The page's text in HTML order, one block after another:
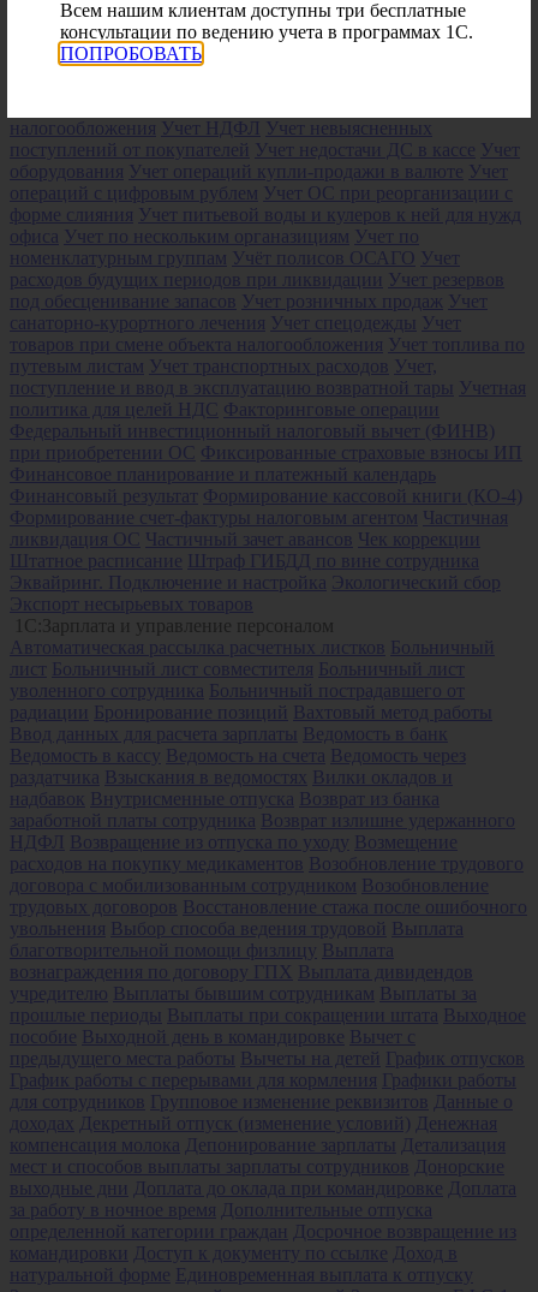
платы, НДФЛ и страховых взносов при смене объекта
налогообложения УСН Учет затрат на ДМС Учет и
корректировка остатков в ЕГАИС
налогообложения Учет НДФЛ Учет невыясненных
поступлений от покупателей Учет недостачи ДС в кассе Учет
оборудования Учет операций купли-продажи в валюте Учет
операций с цифровым рублем Учет ОС при реорганизации с
форме слияния Учет питьевой воды и кулеров к ней для нужд
офиса Учет по нескольким органазициям Учет по
номенклатурным группам Учёт полисов ОСАГО Учет
расходов будущих периодов при ликвидации Учет резервов
под обесценивание запасов Учет розничных продаж Учет
санаторно-курортного лечения Учет спецодежды Учет
товаров при смене объекта налогообложения Учет топлива по
путевым листам Учет транспортных расходов Учет,
поступление и ввод в эксплуатацию возвратной тары Учетная
политика для целей НДС
Факторинговые операции
Федеральный инвестиционный налоговый вычет (ФИНВ)
при приобретении ОС
Фиксированные страховые взносы ИП
Финансовое планирование и платежный календарь
Финансовый результат Формирование кассовой книги (КО-4)
Формирование счет-фактуры налоговым агентом Частичная
ликвидация ОС
Частичный зачет авансов Чек коррекции
Штатное расписание Штраф ГИБДД по вине сотрудника
Эквайринг. Подключение и настройка
Экологический сбор
Экспорт несырьевых товаров
1С:Зарплата и управление персоналом
Автоматическая рассылка расчетных листков Больничный
лист Больничный лист совместителя Больничный лист
уволенного сотрудника Больничный пострадавшего от
радиации Бронирование позиций Вахтовый метод работы
Ввод данных для расчета зарплаты Ведомость в банк
Ведомость в кассу Ведомость на счета Ведомость через
раздатчика Взыскания в ведомостях Вилки окладов и
надбавок Внутрисменные отпуска Возврат из банка
заработной платы сотрудника Возврат излишне удержанного
НДФЛ Возвращение из отпуска по уходу Возмещение
расходов на покупку медикаментов Возобновление трудового
договора с мобилизованным сотрудником Возобновление
трудовых договоров Восстановление стажа после ошибочного
увольнения Выбор способа ведения трудовой Выплата
благотворительной помощи физлицу Выплата
вознаграждения по договору ГПХ Выплата дивидендов
учредителю Выплаты бывшим сотрудникам Выплаты за
прошлые периоды Выплаты при сокращении штата Выходное
пособие Выходной день в командировке Вычет с
предыдущего места работы Вычеты на детей График отпусков
График работы с перерывами для кормления Графики работы
для сотрудников Групповое изменение реквизитов
Данные о
доходах
Декретный отпуск (изменение условий)
Денежная
компенсация молока
Депонирование зарплаты
Детализация
мест и способов выплаты зарплаты сотрудников
Донорские
выходные дни
Доплата до оклада при командировке
Доплата
за работу в ночное время
Дополнительные отпуска
определенной категории граждан
Досрочное возвращение из
командировки
Доступ к документу по ссылке
Доход в
натуральной форме Единовременная выплата к отпуску
Всем нашим клиентам доступны три бесплатные
консультации по ведению учета в программах 1С.
ПОПРОБОВАТЬ